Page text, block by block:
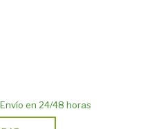
en 24/48 horas